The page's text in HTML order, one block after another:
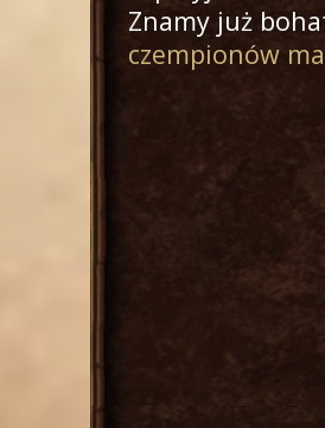
Znamy już
czempionów